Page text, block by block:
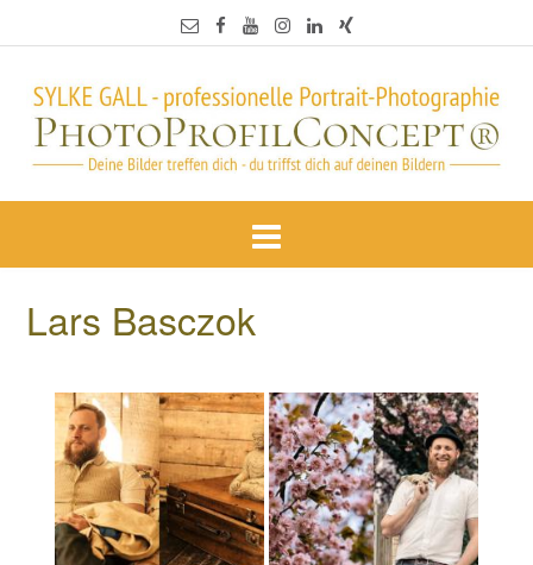
Lars Basczok